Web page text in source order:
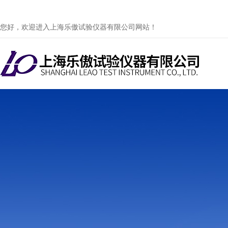
您好，欢迎进入上海乐傲试验仪器有限公司网站！